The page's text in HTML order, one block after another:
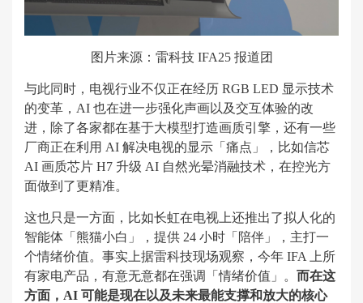
图片来源：雷科技 IFA25 报道团
与此同时，电视行业不仅正在经历 RGB LED 显示技术
的变革，AI 也在进一步强化声画以及交互体验的改
进，除了各家都在基于大模型打造画质引擎，还有一些
厂商正在利用 AI 解决电视的显示「痛点」，比如信芯
AI 画质芯片 H7 升级 AI 自然光晕消融技术，在控光方
面做到了更精准。
这也只是一方面，比如长虹在电视上还推出了拟人化的
智能体「熊猫小白」，提供 24 小时「陪伴」，主打一
个情绪价值。事实上据雷科技现场观察，今年 IFA 上所
有家电产品，有意无意都在强调「情绪价值」。 而在这
方面，AI 可能是现在以及未来最能支撑和放大的核心